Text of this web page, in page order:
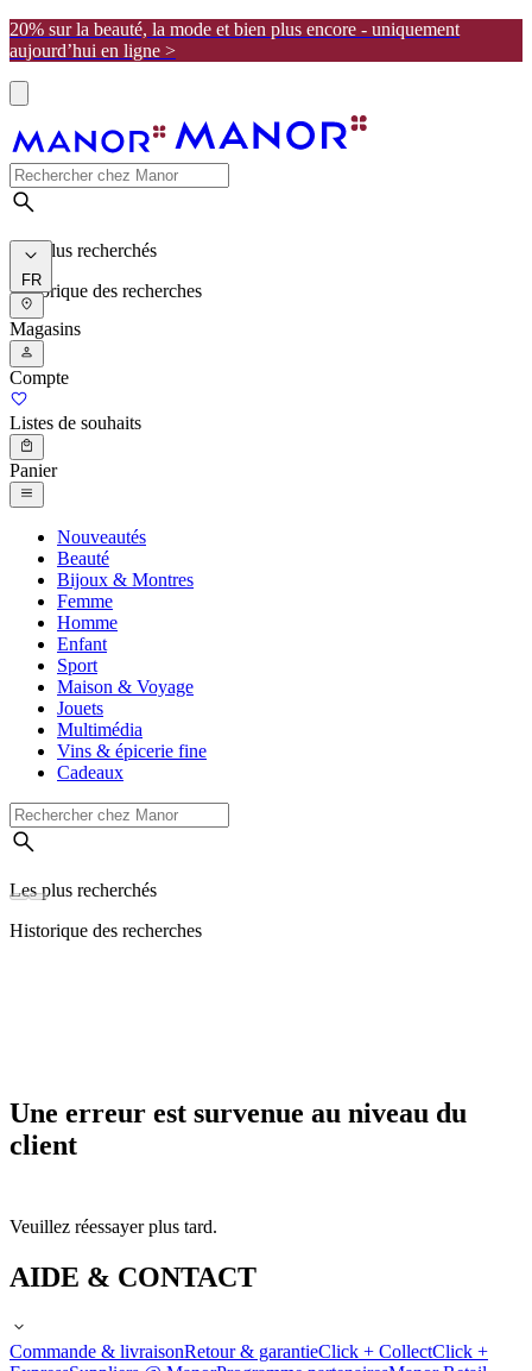
20% sur la beauté, la mode et bien plus encore - uniquement
aujourd’hui en ligne >
Les plus recherchés
Historique des recherches
FR
Magasins
Compte
Listes de souhaits
Panier
Nouveautés
Beauté
Bijoux & Montres
Femme
Homme
Enfant
Sport
Maison & Voyage
Jouets
Multimédia
Vins & épicerie fine
Cadeaux
Les plus recherchés
Historique des recherches
Une erreur est survenue au niveau du
client
Veuillez réessayer plus tard.
AIDE & CONTACT
Commande & livraisonRetour & garantieClick + CollectClick +